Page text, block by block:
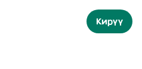
Кирүү